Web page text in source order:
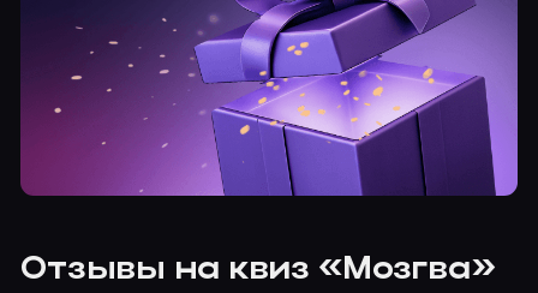
Отзывы на квиз «Мозгва»